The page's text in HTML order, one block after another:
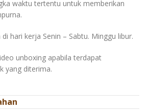
waktu tertentu untuk memberikan
hari kerja Senin – Sabtu. Minggu libur.
unboxing apabila terdapat
yang diterima.